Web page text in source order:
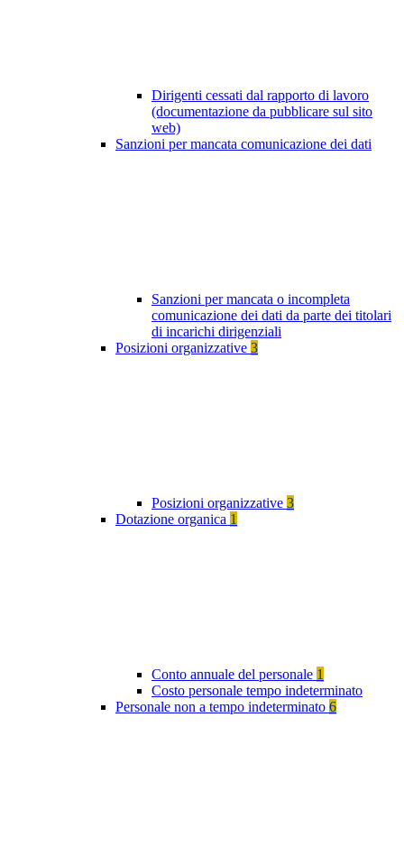
Dirigenti cessati dal rapporto di lavoro
(documentazione da pubblicare sul sito
web)
Sanzioni per mancata comunicazione dei dati
Sanzioni per mancata o incompleta
comunicazione dei dati da parte dei titolari
di incarichi dirigenziali
Posizioni organizzative 3
Posizioni organizzative 3
Dotazione organica 1
Conto annuale del personale 1
Costo personale tempo indeterminato
Personale non a tempo indeterminato 6